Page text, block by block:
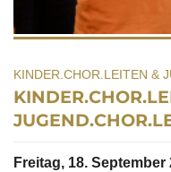
KINDER.CHOR.LEITEN &
Freitag, 18.